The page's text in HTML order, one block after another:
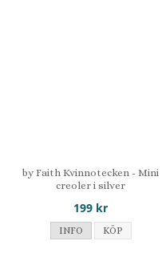
by Faith Kvinnotecken - Mini
creoler i silver
199 kr
INFO KÖP